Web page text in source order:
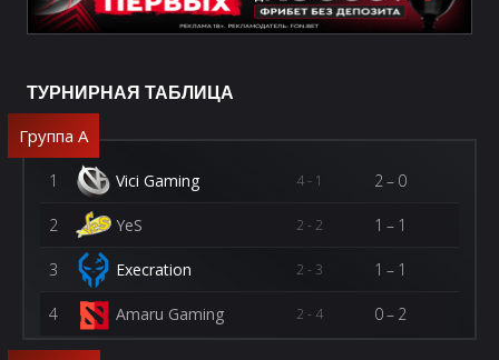
ТУРНИРНАЯ ТАБЛИЦА
Группа A
1 Vici Gaming 4 - 1 2–0
2 YeS 2 - 2 1–1
3 Execration 2 - 3 1–1
4 Amaru Gaming 2 - 4 0–2